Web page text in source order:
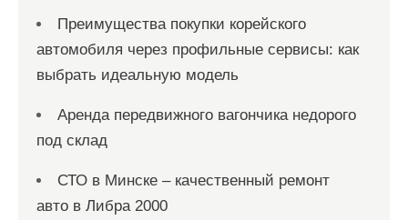
Преимущества покупки корейского
автомобиля через профильные сервисы: как
выбрать идеальную модель
Аренда передвижного вагончика недорого
под склад
СТО в Минске – качественный ремонт
авто в Либра 2000